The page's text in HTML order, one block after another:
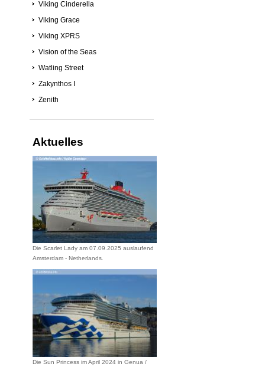
Viking Cinderella
Viking Grace
Viking XPRS
Vision of the Seas
Watling Street
Zakynthos I
Zenith
Aktuelles
Die Scarlet Lady am 07.09.2025 auslaufend
Amsterdam - Netherlands.
Die Sun Princess im April 2024 in Genua /